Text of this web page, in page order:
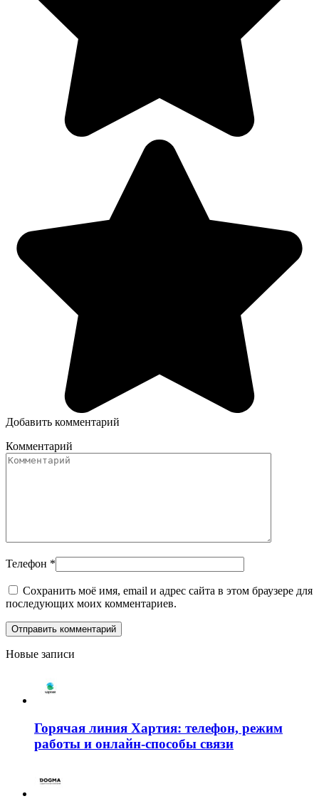
Добавить комментарий
Комментарий
Телефон *
Сохранить моё имя, email и адрес сайта в этом браузере для
последующих моих комментариев.
Новые записи
Горячая линия Хартия: телефон, режим
работы и онлайн-способы связи